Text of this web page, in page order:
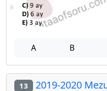
A B
13 2019-2020